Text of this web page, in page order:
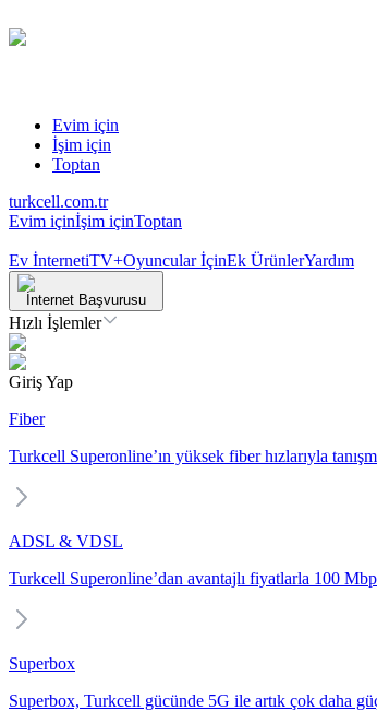
Evim için
İşim için
Toptan
turkcell.com.tr
Evim içinİşim içinToptan
Ev İnternetiTV+Oyuncular İçinEk ÜrünlerYardım
İnternet Başvurusu
Hızlı İşlemler
Giriş Yap
Fiber
Turkcell Superonline’ın yüksek fiber hızlarıyla
ADSL & VDSL
Turkcell Superonline’dan avantajlı fiyatlarla 100
Superbox
Superbox, Turkcell gücünde 5G ile artık çok daha